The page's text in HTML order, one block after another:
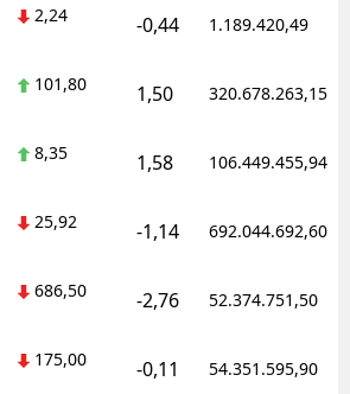
2,24 -0,44 1.189.420,49
101,80 1,50 320.678.263,15
8,35 1,58 106.449.455,94
25,92 -1,14 692.044.692,60
686,50 -2,76 52.374.751,50
175,00 -0,11 54.351.595,90